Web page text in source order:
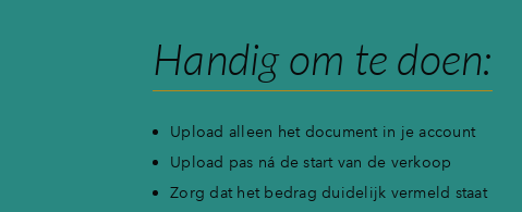
Handig om te doen:
Upload alleen het document in je account
Upload pas ná de start van de verkoop
Zorg dat het bedrag duidelijk vermeld staat